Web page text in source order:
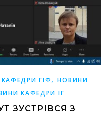
ГІФ,НОВИНИ
КАФЕДРИ ІГ
ЗУСТРІВСЯ З